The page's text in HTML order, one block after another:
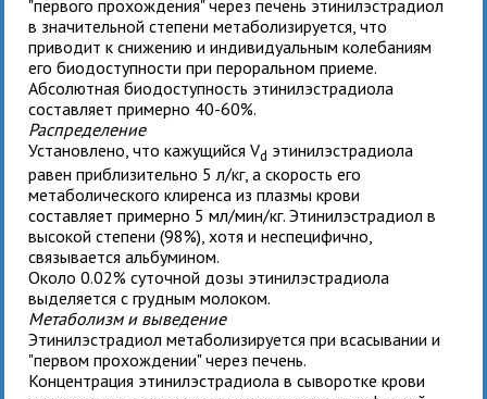
"первого прохождения" через печень этинилэстрадиол
в значительной степени метаболизируется, что
приводит к снижению и индивидуальным колебаниям
его биодоступности при пероральном приеме.
Абсолютная биодоступность этинилэстрадиола
составляет примерно 40-60%.
Распределение
Установлено, что кажущийся Vd этинилэстрадиола
равен приблизительно 5 л/кг, а скорость его
метаболического клиренса из плазмы крови
составляет примерно 5 мл/мин/кг. Этинилэстрадиол в
высокой степени (98%), хотя и неспецифично,
связывается альбумином.
Около 0.02% суточной дозы этинилэстрадиола
выделяется с грудным молоком.
Метаболизм и выведение
Этинилэстрадиол метаболизируется при всасывании и
"первом прохождении" через печень.
Концентрация этинилэстрадиола в сыворотке крови